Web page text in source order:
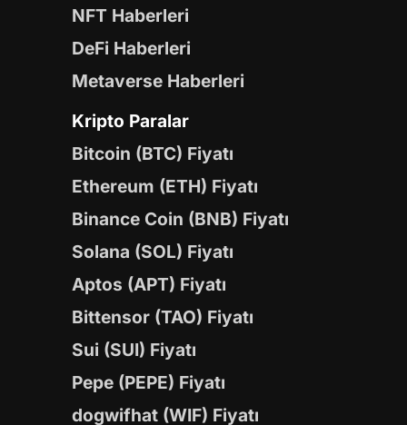
NFT Haberleri
DeFi Haberleri
Metaverse Haberleri
Kripto Paralar
Bitcoin (BTC) Fiyatı
Ethereum (ETH) Fiyatı
Binance Coin (BNB) Fiyatı
Solana (SOL) Fiyatı
Aptos (APT) Fiyatı
Bittensor (TAO) Fiyatı
Sui (SUI) Fiyatı
Pepe (PEPE) Fiyatı
dogwifhat (WIF) Fiyatı